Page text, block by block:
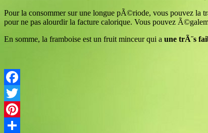
Pour la consommer sur une longue pÃ©riode, vous pouvez la
pour ne pas alourdir la facture calorique. Vous pouvez
En somme, la framboise est un fruit minceur qui a une trÃ¨s
Facebook
Twitter
Pinterest